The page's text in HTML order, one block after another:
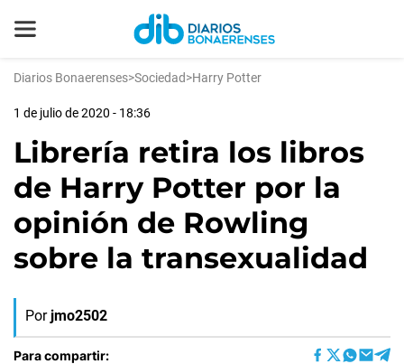
Diarios Bonaerenses>Sociedad>Harry Potter
1 de julio de 2020 - 18:36
Librería retira los libros
de Harry Potter por la
opinión de Rowling
sobre la transexualidad
Por jmo2502
Para compartir: